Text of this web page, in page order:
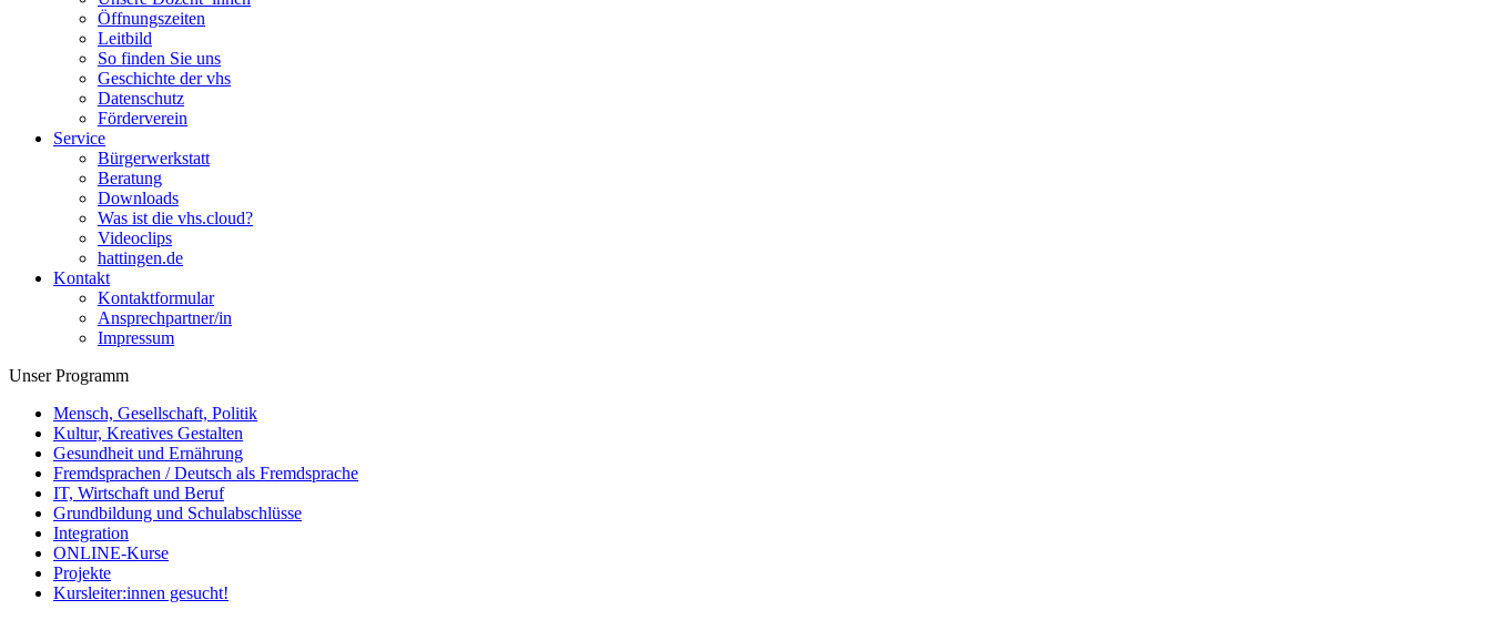
Öffnungszeiten
Leitbild
So finden Sie uns
Geschichte der vhs
Datenschutz
Förderverein
Service
Bürgerwerkstatt
Beratung
Downloads
Was ist die vhs.cloud?
Videoclips
hattingen.de
Kontakt
Kontaktformular
Ansprechpartner/in
Impressum
Unser Programm
Mensch, Gesellschaft, Politik
Kultur, Kreatives Gestalten
Gesundheit und Ernährung
Fremdsprachen / Deutsch als Fremdsprache
IT, Wirtschaft und Beruf
Grundbildung und Schulabschlüsse
Integration
ONLINE-Kurse
Projekte
Kursleiter:innen gesucht!